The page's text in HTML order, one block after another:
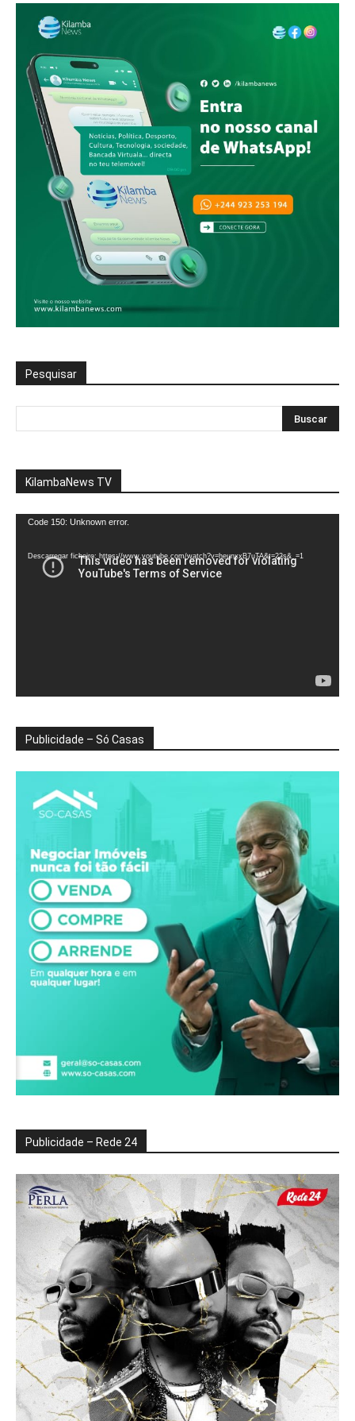
Pesquisar
KilambaNews TV
Reprodutor
vídeo
Code 150: Unknown error.
Descarregar ficheiro: https://www.youtube.com/watch?v=heunxxB7uTA&t=22s&_=1
Publicidade – Só Casas
Publicidade – Rede 24